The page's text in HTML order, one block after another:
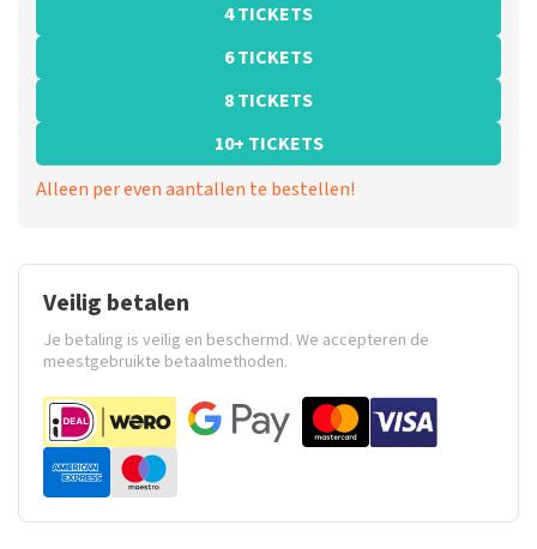
4 TICKETS
6 TICKETS
8 TICKETS
10+ TICKETS
Alleen per even aantallen te bestellen!
Veilig betalen
Je betaling is veilig en beschermd. We accepteren de
meestgebruikte betaalmethoden.